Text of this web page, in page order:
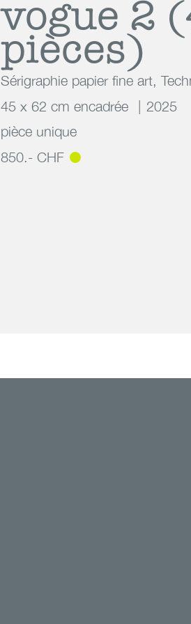
vogue 2
pièces)
Sérigraphie papier fine art,
45 x 62 cm encadrée
2025
pièce unique
850.- CHF